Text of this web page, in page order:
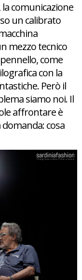
comunicazione
un calibrato
mezzo tecnico
come
con la
Però il
siamo noi. Il
affrontare è
cosa